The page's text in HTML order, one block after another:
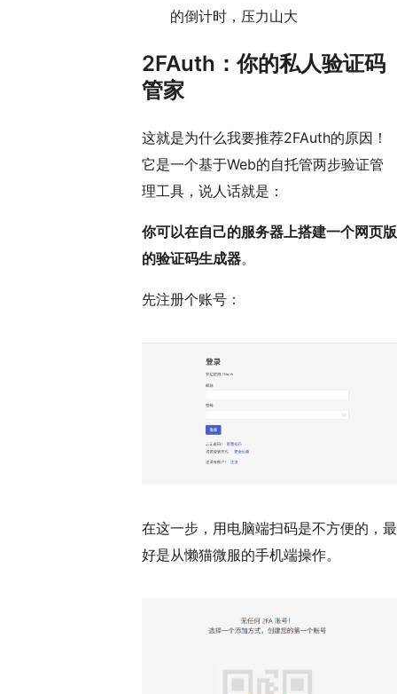
的倒计时，压力山大
2FAuth：你的私人验证码
管家
这就是为什么我要推荐2FAuth的原因！
它是一个基于Web的自托管两步验证管
理工具，说人话就是：
你可以在自己的服务器上搭建一个网页版
的验证码生成器。
先注册个账号：
在这一步，用电脑端扫码是不方便的，最
好是从懒猫微服的手机端操作。